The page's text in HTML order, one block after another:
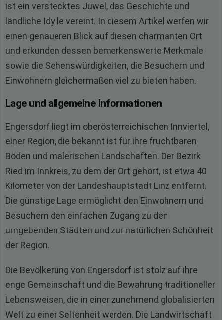
ist ein verstecktes Juwel, das Geschichte und
ländliche Idylle vereint. In diesem Artikel werfen wir
einen genaueren Blick auf diesen charmanten Ort
und erkunden dessen bemerkenswerte Merkmale
sowie die Sehenswürdigkeiten, die Besuchern und
Einwohnern gleichermaßen viel zu bieten haben.
Lage und allgemeine Informationen
Engersdorf liegt im oberösterreichischen Innviertel,
einer Region, die bekannt ist für ihre fruchtbaren
Böden und malerischen Landschaften. Der Bezirk
Ried im Innkreis, zu dem der Ort gehört, ist etwa 40
Kilometer von der Landeshauptstadt Linz entfernt.
Die günstige Lage ermöglicht den Einwohnern und
Besuchern den einfachen Zugang zu den
umgebenden Städten und zur natürlichen Schönheit
der Region.
Die Bevölkerung von Engersdorf ist stolz auf ihre
enge Gemeinschaft und die Bewahrung traditioneller
Lebensweisen, die in einer zunehmend globalisierten
Welt zu einer Seltenheit werden. Die Landwirtschaft